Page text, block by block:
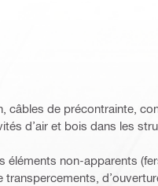
câbles de précontrainte,
d’air et bois dans les
éléments non-apparents
transpercements,